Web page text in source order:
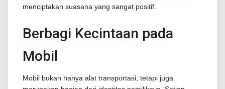
menciptakan suasana yang sangat positif.
Berbagi Kecintaan pada
Mobil
Mobil bukan hanya alat transportasi, tetapi juga